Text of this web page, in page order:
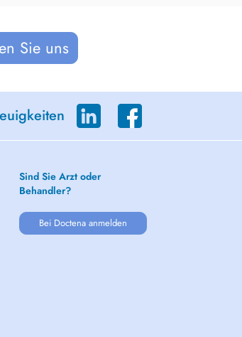
Sie uns
Sind Sie Arzt oder
Behandler?
Bei Doctena anmelden